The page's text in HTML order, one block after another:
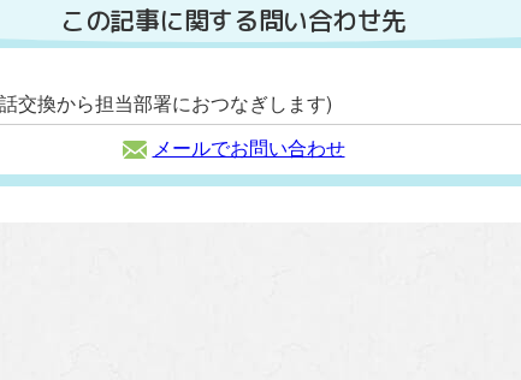
この記事に関する問い合わせ先
交換から担当部署におつなぎします)
メールでお問い合わせ